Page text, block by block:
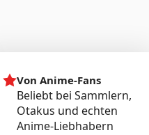
Von Anime-Fans
Beliebt bei Sammlern,
Otakus und echten
Anime-Liebhabern